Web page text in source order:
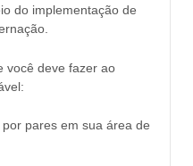
do implementação de
você deve fazer ao
pares em sua área de